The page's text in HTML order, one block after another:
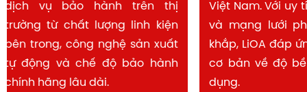
dịch vụ bảo hành trên thị
trường từ chất lượng linh kiện
bên trong, công nghệ sản xuất
tự động và chế độ bảo hành
chính hãng lâu dài.
Việt Nam. Với
và mạng lưới
khắp, LiOA
cơ bản về độ
dụng.